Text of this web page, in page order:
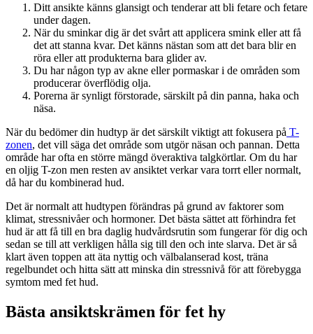
Ditt ansikte känns glansigt och tenderar att bli fetare och fetare
under dagen.
När du sminkar dig är det svårt att applicera smink eller att få
det att stanna kvar. Det känns nästan som att det bara blir en
röra eller att produkterna bara glider av.
Du har någon typ av akne eller pormaskar i de områden som
producerar överflödig olja.
Porerna är synligt förstorade, särskilt på din panna, haka och
näsa.
När du bedömer din hudtyp är det särskilt viktigt att fokusera på T-
zonen, det vill säga det område som utgör näsan och pannan. Detta
område har ofta en större mängd överaktiva talgkörtlar. Om du har
en oljig T-zon men resten av ansiktet verkar vara torrt eller normalt,
då har du kombinerad hud.
Det är normalt att hudtypen förändras på grund av faktorer som
klimat, stressnivåer och hormoner. Det bästa sättet att förhindra fet
hud är att få till en bra daglig hudvårdsrutin som fungerar för dig och
sedan se till att verkligen hålla sig till den och inte slarva. Det är så
klart även toppen att äta nyttig och välbalanserad kost, träna
regelbundet och hitta sätt att minska din stressnivå för att förebygga
symtom med fet hud.
Bästa ansiktskrämen för fet hy